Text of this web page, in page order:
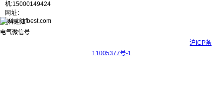
机:15000149424
网址：
www.kyfbest.com
沪ICP备
11005377号-1